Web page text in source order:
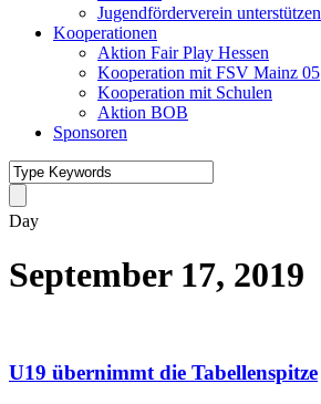
Jugendförderverein unterstützen
Kooperationen
Aktion Fair Play Hessen
Kooperation mit FSV Mainz 05
Kooperation mit Schulen
Aktion BOB
Sponsoren
Day
September 17, 2019
U19 übernimmt die Tabellenspitze